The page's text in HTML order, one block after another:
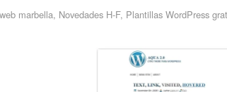
marbella, Novedades H-F, Plantillas WordPress